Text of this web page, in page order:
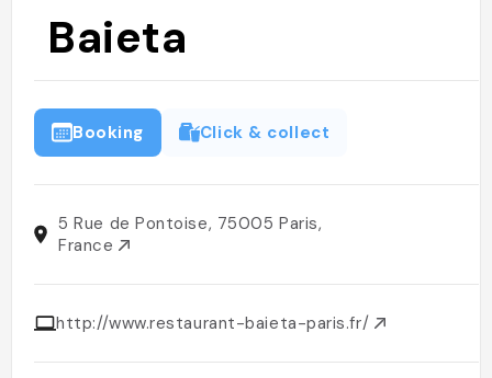
Baieta
Booking Click & collect
5 Rue de Pontoise, 75005 Paris,
France
http://www.restaurant-baieta-paris.fr/